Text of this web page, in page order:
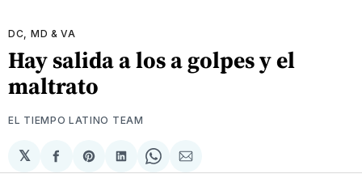
DC, MD & VA
Hay salida a los a golpes y el
maltrato
EL TIEMPO LATINO TEAM
𝕏
Compartir
en
Share
on
Compartir
en
Share
on
Compartir
via